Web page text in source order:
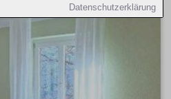
Datenschutzerklärung